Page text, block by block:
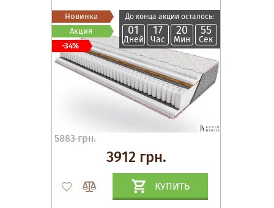
До конца акции осталось:
01
Дней
17
Час
20
Мин
54
Сек
5883 грн.
3912 грн.
КУПИТЬ
Новинка
Акция
-34%